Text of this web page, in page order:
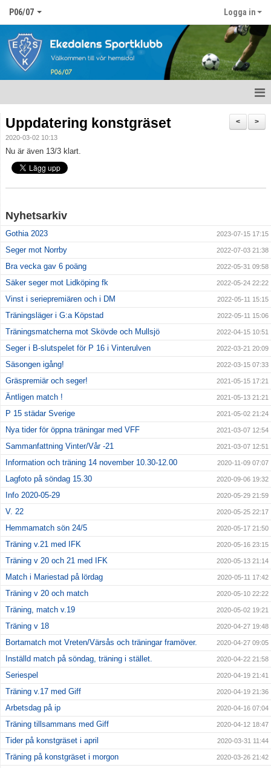
P06/07 Logga in
Nyheter
Kalender
Truppen
Dokument
Kontakt
>
<
Uppdatering konstgräset
2020-03-02 10:13
Nu är även 13/3 klart.
Nyhetsarkiv
Gothia 2023 2023-07-15 17:15
Seger mot Norrby 2022-07-03 21:38
Bra vecka gav 6 poäng 2022-05-31 09:58
Säker seger mot Lidköping fk 2022-05-24 22:22
Vinst i seriepremiären och i DM 2022-05-11 15:15
Träningsläger i G:a Köpstad 2022-05-11 15:06
Träningsmatcherna mot Skövde och Mullsjö 2022-04-15 10:51
Seger i B-slutspelet för P 16 i Vinterulven 2022-03-21 20:09
Säsongen igång! 2022-03-15 07:33
Gräspremiär och seger! 2021-05-15 17:21
Äntligen match ! 2021-05-13 21:21
P 15 städar Sverige 2021-05-02 21:24
Nya tider för öppna träningar med VFF 2021-03-07 12:54
Sammanfattning Vinter/Vår -21 2021-03-07 12:51
Information och träning 14 november 10.30-12.00 2020-11-09 07:07
Lagfoto på söndag 15.30 2020-09-06 19:32
Info 2020-05-29 2020-05-29 21:59
V. 22 2020-05-25 22:17
Hemmamatch sön 24/5 2020-05-17 21:50
Träning v.21 med IFK 2020-05-16 23:15
Träning v 20 och 21 med IFK 2020-05-13 21:14
Match i Mariestad på lördag 2020-05-11 17:42
Träning v 20 och match 2020-05-10 22:22
Träning, match v.19 2020-05-02 19:21
Träning v 18 2020-04-27 19:48
Bortamatch mot Vreten/Värsås och träningar framöver. 2020-04-27 09:05
Inställd match på söndag, träning i stället. 2020-04-22 21:58
Seriespel 2020-04-19 21:41
Träning v.17 med Giff 2020-04-19 21:36
Arbetsdag på ip 2020-04-16 07:04
Träning tillsammans med Giff 2020-04-12 18:47
Tider på konstgräset i april 2020-03-31 11:44
Träning på konstgräset i morgon 2020-03-26 21:42